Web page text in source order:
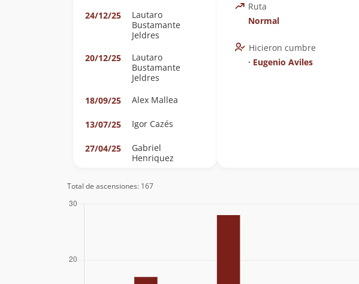
24/12/25
Lautaro
Bustamante
Jeldres
20/12/25
Lautaro
Bustamante
Jeldres
18/09/25
Alex Mallea
13/07/25 Igor Cazés
27/04/25
Gabriel
Henriquez
08/03/25
Quinzacara
Ruta
Normal
Hicieron cumbre
∙ Eugenio Aviles
Total de ascensiones: 167